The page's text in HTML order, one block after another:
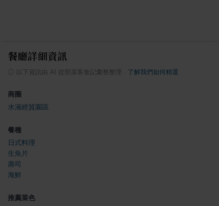
餐廳詳細資訊
以下資訊由 AI 從部落客食記彙整整理 了解我們如何精選
商圈
水湳經貿園區
餐種
日式料理
生魚片
壽司
海鮮
推薦菜色